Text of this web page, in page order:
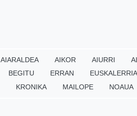
AIARALDEA AIKOR AIURRI
BEGITU
ERRAN
KRONIKA
MAILOPE NOAUA